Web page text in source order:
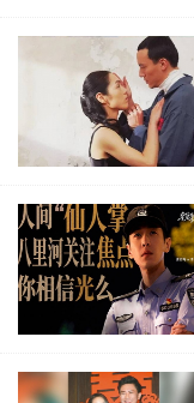
梁东根、朴圭瑛、
铉）、卢在元、元